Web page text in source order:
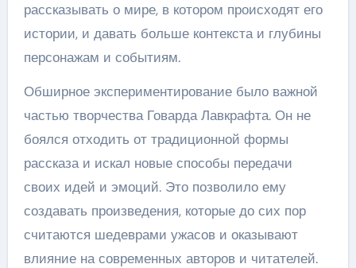
рассказывать о мире, в котором происходят его
истории, и давать больше контекста и глубины
персонажам и событиям.
Обширное экспериментирование было важной
частью творчества Говарда Лавкрафта. Он не
боялся отходить от традиционной формы
рассказа и искал новые способы передачи
своих идей и эмоций. Это позволило ему
создавать произведения, которые до сих пор
считаются шедеврами ужасов и оказывают
влияние на современных авторов и читателей.